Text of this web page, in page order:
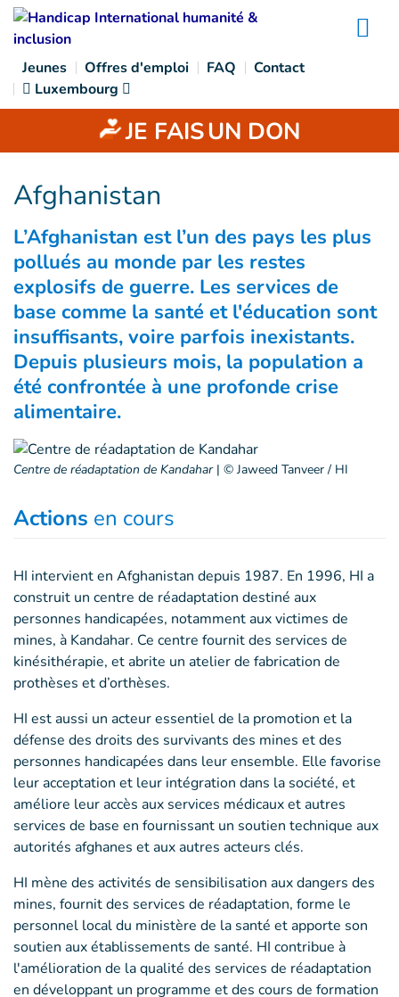
Goto main content
Jeunes Offres d'emploi FAQ
Contact
Luxembourg
JE FAISUN DON
Afghanistan
L’Afghanistan est l’un des pays les plus
pollués au monde par les restes
explosifs de guerre. Les services de
base comme la santé et l'éducation sont
insuffisants, voire parfois inexistants.
Depuis plusieurs mois, la population a
été confrontée à une profonde crise
alimentaire.
Centre de réadaptation de Kandahar| © Jaweed Tanveer / HI
Actions en cours
HI intervient en Afghanistan depuis 1987. En 1996, HI a
construit un centre de réadaptation destiné aux
personnes handicapées, notamment aux victimes de
mines, à Kandahar. Ce centre fournit des services de
kinésithérapie, et abrite un atelier de fabrication de
prothèses et d’orthèses.
HI est aussi un acteur essentiel de la promotion et la
défense des droits des survivants des mines et des
personnes handicapées dans leur ensemble. Elle favorise
leur acceptation et leur intégration dans la société, et
améliore leur accès aux services médicaux et autres
services de base en fournissant un soutien technique aux
autorités afghanes et aux autres acteurs clés.
HI mène des activités de sensibilisation aux dangers des
mines, fournit des services de réadaptation, forme le
personnel local du ministère de la santé et apporte son
soutien aux établissements de santé. HI contribue à
l'amélioration de la qualité des services de réadaptation
en développant un programme et des cours de formation